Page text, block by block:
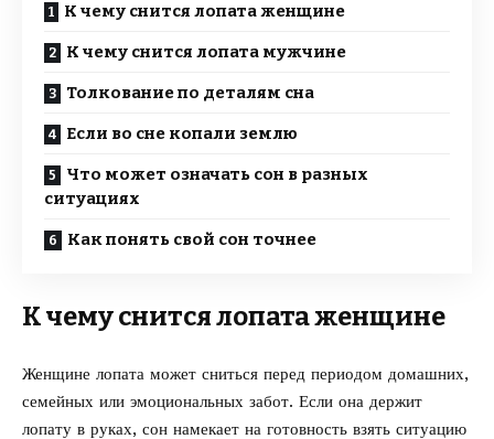
К чему снится лопата женщине
К чему снится лопата мужчине
Толкование по деталям сна
Если во сне копали землю
Что может означать сон в разных
ситуациях
Как понять свой сон точнее
К чему снится лопата женщине
Женщине лопата может сниться перед периодом домашних,
семейных или эмоциональных забот. Если она держит
лопату в руках, сон намекает на готовность взять ситуацию